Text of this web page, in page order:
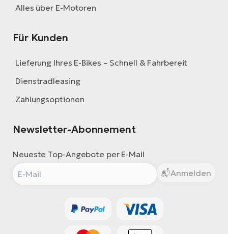
Alles über E-Motoren
Für Kunden
Lieferung Ihres E-Bikes – Schnell & Fahrbereit
Dienstradleasing
Zahlungsoptionen
Newsletter-Abonnement
Neueste Top-Angebote per E-Mail
Anmelden